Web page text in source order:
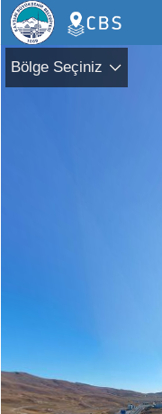
Bölge Seçiniz